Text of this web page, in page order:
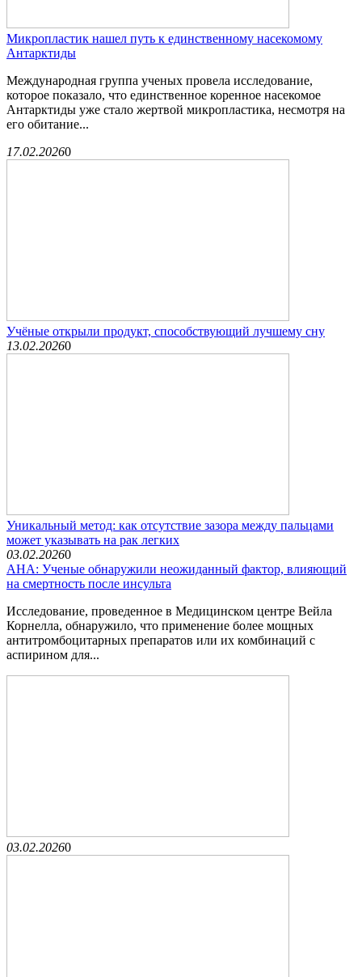
Микропластик нашел путь к единственному насекомому
Антарктиды
Международная группа ученых провела исследование,
которое показало, что единственное коренное насекомое
Антарктиды уже стало жертвой микропластика, несмотря на
его обитание...
17.02.20260
Учёные открыли продукт, способствующий лучшему сну
13.02.20260
Уникальный метод: как отсутствие зазора между пальцами
может указывать на рак легких
03.02.20260
AHA: Ученые обнаружили неожиданный фактор, влияющий
на смертность после инсульта
Исследование, проведенное в Медицинском центре Вейла
Корнелла, обнаружило, что применение более мощных
антитромбоцитарных препаратов или их комбинаций с
аспирином для...
03.02.20260